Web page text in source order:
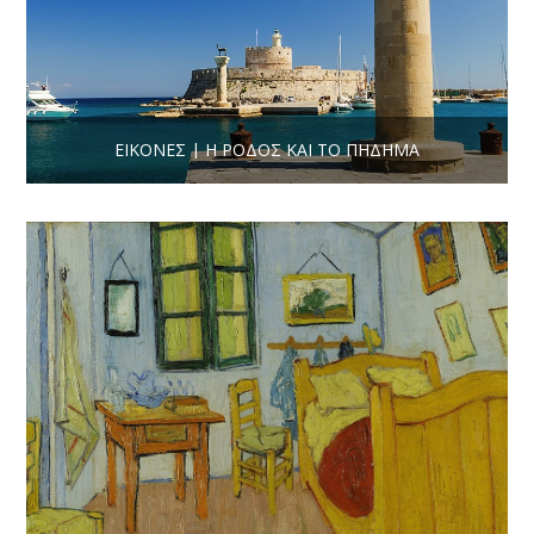
ΕΙΚΌΝΕΣ | Η ΡΌΔΟΣ ΚΑΙ ΤΟ ΠΉΔΗΜΑ